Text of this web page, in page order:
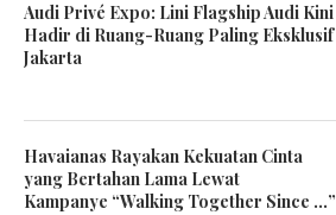
Audi Privé Expo: Lini Flagship Audi Kini
Hadir di Ruang-Ruang Paling Eksklusif
Jakarta
Havaianas Rayakan Kekuatan Cinta
yang Bertahan Lama Lewat
Kampanye “Walking Together Since …”